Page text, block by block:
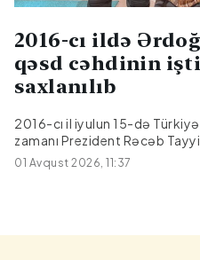
2016-cı ildə
qəsd cəhdinin
saxlanılıb
2016-cı il iyulun 15-də
zamanı Prezident Rəcəb
cəhdinin iştirakçısı Muğla
saxlanılıb.Citypost.az xəbər
01 Avqust 2026, 11:37